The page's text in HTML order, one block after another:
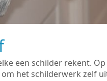
een schilder rekent.
het schilderwerk zelf